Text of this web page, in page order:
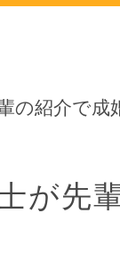
の紹介で成
が先